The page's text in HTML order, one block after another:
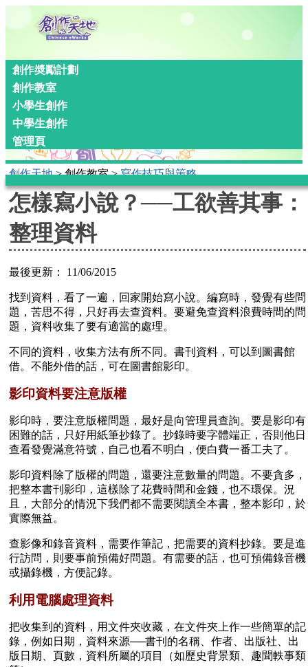
創作奬勵計劃
創作教室
小學生創作
中學生創作
管理頁
You are here
創作天地 > 創作教室 > 寫作技巧與策略
怎樣寫小說？──工欲善其事：
整理資料
最後更新： 11/06/2015
找到資料，看了一遍，回家開始寫小說。編寫時，發覺有些問
題，苦思不得，只好再去查資料。要避免查資料浪費時間的問
題，資料收集了要有適當的處理。
不同的資料，收集方法有所不同。書刊資料，可以到圖書館
借。不能外借的話，可在圖書館影印。
影印資料要注意版權
影印時，要注意版權問題，最好是向管理員查詢。要是影印有
困難的話，只好用紙筆抄錄了。抄錄時要字體端正，否則他日
查看發覺滿意符號，自己也看不明白，便白費一番工夫了。
影印資料除了版權的問題，還要注意數量的問題。不要貪多，
把整本書刊影印，這樣除了花費時間和金錢，也不環保。況
且，大部分的情況下我們都不需要閱讀全本書，整本影印，於
實際無益。
查影像和錄音資料，需要作筆記，把需要的資料抄錄。要是進
行訪問，則要事前預備好問題。有需要的話，也可預備錄音機
或攝錄機，方便記錄。
利用電腦處理資料
把收集到的資料，用文件夾收藏，在文件夾上作一些簡單的記
錄，例如日期，資料來源──書刊的名稱、作者、出版社、出
版日期、頁數，資料所屬的項目（如歷史背景類、趣聞軼事類